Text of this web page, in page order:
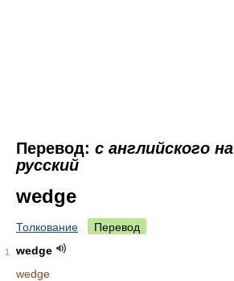
Перевод: с английского на
русский
wedge
Толкование Перевод
1
wedge
wedge